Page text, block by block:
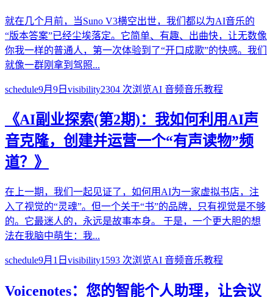
就在几个月前，当Suno V3横空出世，我们都以为AI音乐的
“版本答案”已经尘埃落定。它简单、有趣、出曲快，让无数像
你我一样的普通人，第一次体验到了“开口成歌”的快感。我们
就像一群刚拿到驾照...
schedule9月9日 visibility2304 次浏览AI 音频音乐教程
《AI副业探索(第2期)：我如何利用AI声
音克隆，创建并运营一个“有声读物”频
道？》
在上一期，我们一起见证了，如何用AI为一家虚拟书店，注
入了视觉的“灵魂”。但一个关于“书”的品牌，只有视觉是不够
的。它最迷人的，永远是故事本身。 于是，一个更大胆的想
法在我脑中萌生：我...
schedule9月1日 visibility1593 次浏览AI 音频音乐教程
Voicenotes：您的智能个人助理，让会议